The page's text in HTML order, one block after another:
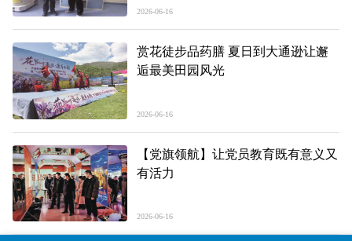
2026-06-16
赏花徒步品药膳 夏日到大通逊让邂
逅最美田园风光
2026-06-16
【党旗领航】让党员教育既有意义又
有活力
2026-06-16